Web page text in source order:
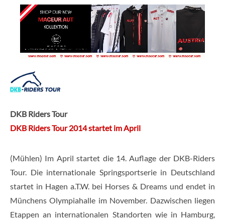
DKB Riders Tour
DKB Riders Tour 2014 startet im April
(Mühlen) Im April startet die 14. Auflage der DKB-Riders
Tour. Die internationale Springsportserie in Deutschland
startet in Hagen a.T.W. bei Horses & Dreams und endet in
Münchens Olympiahalle im November. Dazwischen liegen
Etappen an internationalen Standorten wie in Hamburg,